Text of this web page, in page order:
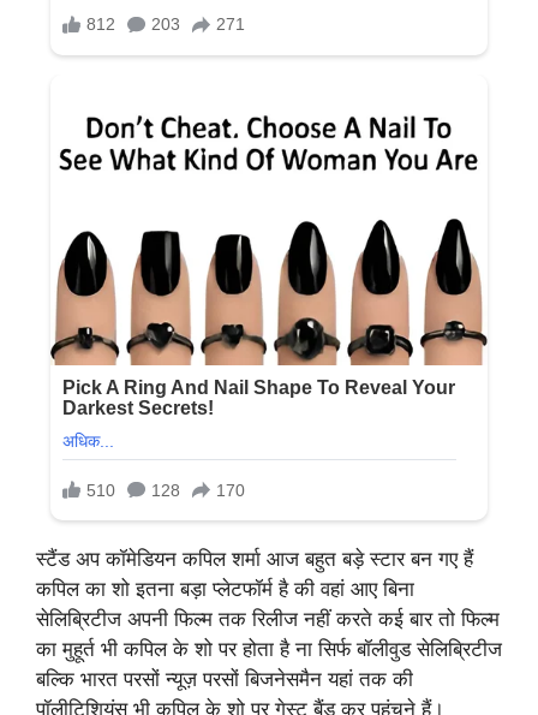
स्टैंड अप कॉमेडियन कपिल शर्मा आज बहुत बड़े स्टार बन गए हैं
कपिल का शो इतना बड़ा प्लेटफॉर्म है की वहां आए बिना
सेलिब्रिटीज अपनी फिल्म तक रिलीज नहीं करते कई बार तो फिल्म
का मुहूर्त भी कपिल के शो पर होता है ना सिर्फ बॉलीवुड सेलिब्रिटीज
बल्कि भारत परसों न्यूज़ परसों बिजनेसमैन यहां तक की
पॉलीटिशियंस भी कपिल के शो पर गेस्ट बैंड कर पहुंचने हैं।